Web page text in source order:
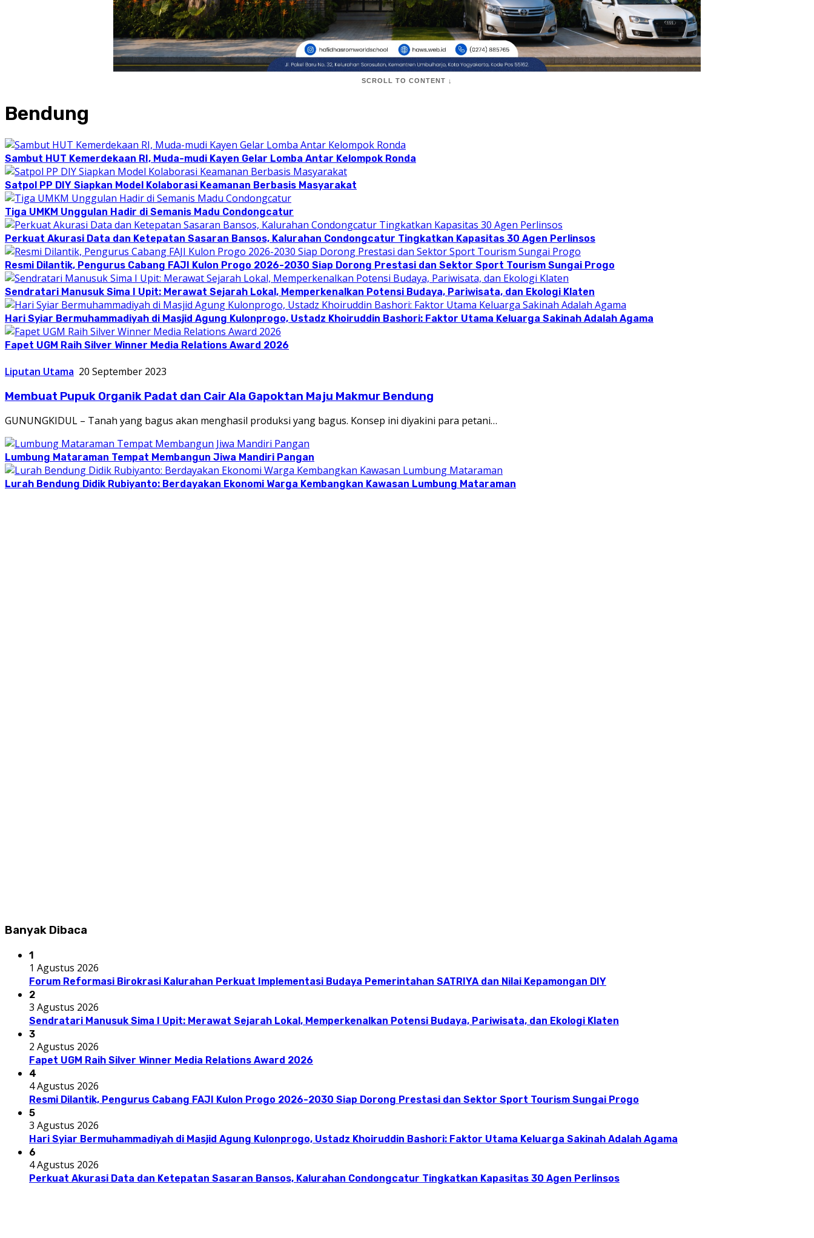
SCROLL TO CONTENT ↓
Bendung
Sambut HUT Kemerdekaan RI, Muda-mudi Kayen Gelar Lomba Antar Kelompok Ronda
Satpol PP DIY Siapkan Model Kolaborasi Keamanan Berbasis Masyarakat
Tiga UMKM Unggulan Hadir di Semanis Madu Condongcatur
Perkuat Akurasi Data dan Ketepatan Sasaran Bansos, Kalurahan Condongcatur Tingkatkan Kapasitas 30 Agen Perlinsos
Resmi Dilantik, Pengurus Cabang FAJI Kulon Progo 2026-2030 Siap Dorong Prestasi dan Sektor Sport Tourism Sungai Progo
Sendratari Manusuk Sima I Upit: Merawat Sejarah Lokal, Memperkenalkan Potensi Budaya, Pariwisata, dan Ekologi Klaten
Hari Syiar Bermuhammadiyah di Masjid Agung Kulonprogo, Ustadz Khoiruddin Bashori: Faktor Utama Keluarga Sakinah Adalah Agama
Fapet UGM Raih Silver Winner Media Relations Award 2026
Liputan Utama 20 September 2023
Membuat Pupuk Organik Padat dan Cair Ala Gapoktan Maju Makmur Bendung
GUNUNGKIDUL – Tanah yang bagus akan menghasil produksi yang bagus. Konsep ini diyakini para petani…
Lumbung Mataraman Tempat Membangun Jiwa Mandiri Pangan
Lurah Bendung Didik Rubiyanto: Berdayakan Ekonomi Warga Kembangkan Kawasan Lumbung Mataraman
Banyak Dibaca
1
1 Agustus 2026
Forum Reformasi Birokrasi Kalurahan Perkuat Implementasi Budaya Pemerintahan SATRIYA dan Nilai Kepamongan DIY
2
3 Agustus 2026
Sendratari Manusuk Sima I Upit: Merawat Sejarah Lokal, Memperkenalkan Potensi Budaya, Pariwisata, dan Ekologi Klaten
3
2 Agustus 2026
Fapet UGM Raih Silver Winner Media Relations Award 2026
4
4 Agustus 2026
Resmi Dilantik, Pengurus Cabang FAJI Kulon Progo 2026-2030 Siap Dorong Prestasi dan Sektor Sport Tourism Sungai Progo
5
3 Agustus 2026
Hari Syiar Bermuhammadiyah di Masjid Agung Kulonprogo, Ustadz Khoiruddin Bashori: Faktor Utama Keluarga Sakinah Adalah Agama
6
4 Agustus 2026
Perkuat Akurasi Data dan Ketepatan Sasaran Bansos, Kalurahan Condongcatur Tingkatkan Kapasitas 30 Agen Perlinsos